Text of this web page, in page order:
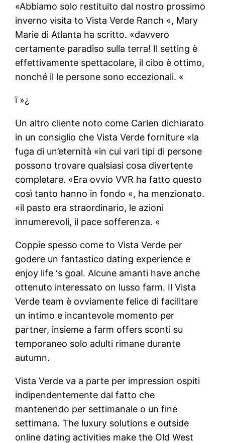
«Abbiamo solo restituito dal nostro prossimo
inverno visita to Vista Verde Ranch «, Mary
Marie di Atlanta ha scritto. «davvero
certamente paradiso sulla terra! Il setting è
effettivamente spettacolare, il cibo è ottimo,
nonché il le persone sono eccezionali. «
ï »¿
Un altro cliente noto come Carlen dichiarato
in un consiglio che Vista Verde forniture «la
fuga di un’eternità «in cui vari tipi di persone
possono trovare qualsiasi cosa divertente
completare. «Era ovvio VVR ha fatto questo
così tanto hanno in fondo «, ha menzionato.
«il pasto era straordinario, le azioni
innumerevoli, il pace sofferenza. «
Coppie spesso come to Vista Verde per
godere un fantastico dating experience e
enjoy life ‘s goal. Alcune amanti have anche
ottenuto interessato on lusso farm. Il Vista
Verde team è ovviamente felice di facilitare
un intimo e incantevole momento per
partner, insieme a farm offers sconti su
temporaneo solo adulti rimane durante
autumn.
Vista Verde va a parte per impression ospiti
indipendentemente dal fatto che
mantenendo per settimanale o un fine
settimana. The luxury solutions e outside
online dating activities make the Old West